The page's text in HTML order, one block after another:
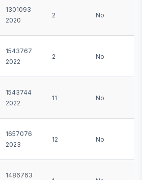
1301093
2020
2 No
1543767
2022
2 No
1543744
2022
11 No
1657076
2023
12 No
1486763